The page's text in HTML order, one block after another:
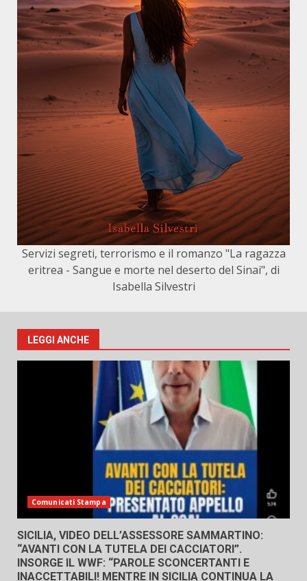
Servizi segreti, terrorismo e il romanzo "La ragazza
eritrea - Sangue e morte nel deserto del Sinai", di
Isabella Silvestri
LEGGI ANCHE
Comunicati Stampa
SICILIA, VIDEO DELL’ASSESSORE SAMMARTINO:
“AVANTI CON LA TUTELA DEI CACCIATORI”.
INSORGE IL WWF: “PAROLE SCONCERTANTI E
INACCETTABILI! MENTRE IN SICILIA CONTINUA LA